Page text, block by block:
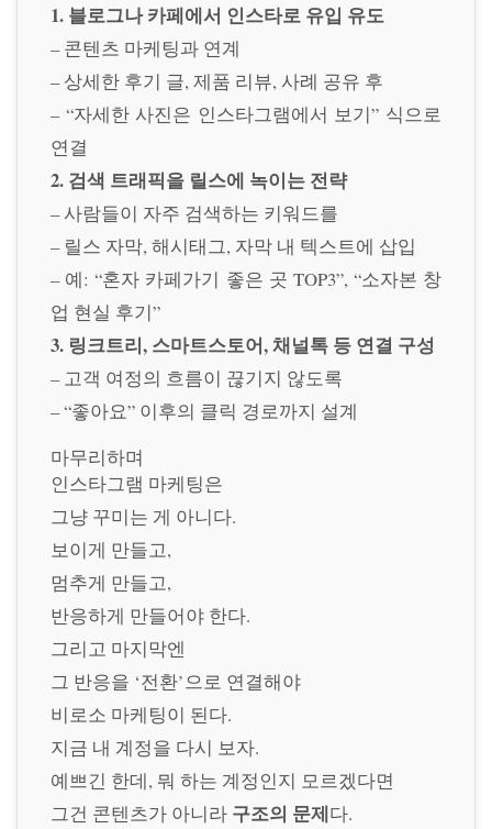
1. 블로그나 카페에서 인스타로 유입 유도
– 콘텐츠 마케팅과 연계
– 상세한 후기 글, 제품 리뷰, 사례 공유 후
– “자세한 사진은 인스타그램에서 보기” 식으로
연결
2. 검색 트래픽을 릴스에 녹이는 전략
– 사람들이 자주 검색하는 키워드를
– 릴스 자막, 해시태그, 자막 내 텍스트에 삽입
– 예: “혼자 카페가기 좋은 곳 TOP3”, “소자본 창
업 현실 후기”
3. 링크트리, 스마트스토어, 채널톡 등 연결 구성
– 고객 여정의 흐름이 끊기지 않도록
– “좋아요” 이후의 클릭 경로까지 설계
마무리하며
인스타그램 마케팅은
그냥 꾸미는 게 아니다.
보이게 만들고,
멈추게 만들고,
반응하게 만들어야 한다.
그리고 마지막엔
그 반응을 ‘전환’으로 연결해야
비로소 마케팅이 된다.
지금 내 계정을 다시 보자.
예쁘긴 한데, 뭐 하는 계정인지 모르겠다면
그건 콘텐츠가 아니라 구조의 문제다.